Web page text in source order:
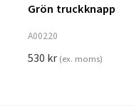
Lägg till i
Grön truckknapp
A00220
530 kr (ex. moms)